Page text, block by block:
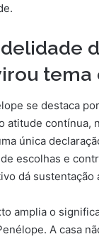
se destaca
atitude contínua,
única
escolhas e
dá sustentação
amplia o
A casa